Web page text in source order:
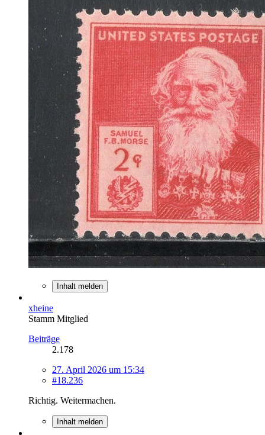
Inhalt melden
xheine
Stamm Mitglied
Beiträge
2.178
27. April 2026 um 15:34
#18.236
Richtig. Weitermachen.
Inhalt melden